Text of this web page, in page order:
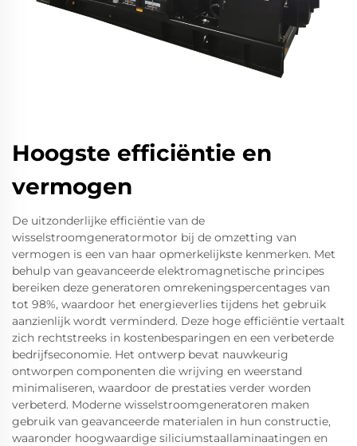
Hoogste efficiëntie en
vermogen
De uitzonderlijke efficiëntie van de
wisselstroomgeneratormotor bij de omzetting van
vermogen is een van haar opmerkelijkste kenmerken. Met
behulp van geavanceerde elektromagnetische principes
bereiken deze generatoren omrekeningspercentages van
tot 98%, waardoor het energieverlies tijdens het gebruik
aanzienlijk wordt verminderd. Deze hoge efficiëntie vertaalt
zich rechtstreeks in kostenbesparingen en een verbeterde
bedrijfseconomie. Het ontwerp bevat nauwkeurig
ontworpen componenten die wrijving en weerstand
minimaliseren, waardoor de prestaties verder worden
verbeterd. Moderne wisselstroomgeneratoren maken
gebruik van geavanceerde materialen in hun constructie,
waaronder hoogwaardige siliciumstaallaminaatingen en